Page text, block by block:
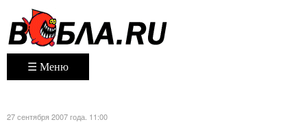
☰ Меню
27 сентября 2007 года. 11:00